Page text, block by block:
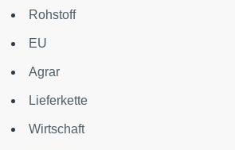
Rohstoff
EU
Agrar
Lieferkette
Wirtschaft